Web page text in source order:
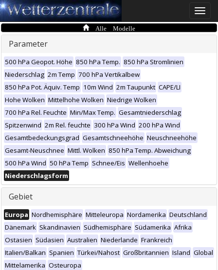
Toggle
Alle Modelle
Parameter
500 hPa Geopot. Höhe 850 hPa Temp. 850 hPa Stromlinien
Niederschlag 2m Temp 700 hPa Vertikalbew
850 hPa Pot. Äquiv. Temp 10m Wind 2m Taupunkt CAPE/LI
Hohe Wolken Mittelhohe Wolken Niedrige Wolken
700 hPa Rel. Feuchte Min/Max Temp. Gesamtniederschlag
Spitzenwind 2m Rel. feuchte 300 hPa Wind 200 hPa Wind
Gesamtbedeckungsgrad Gesamtschneehöhe Neuschneehöhe
Gesamt-Neuschnee Mittl. Wolken 850 hPa Temp. Abweichung
500 hPa Wind 50 hPa Temp Schnee/Eis Wellenhoehe
Niederschlagsform
Gebiet
Europa Nordhemisphäre Mitteleuropa Nordamerika Deutschland
Dänemark Skandinavien Südhemisphäre Südamerika Afrika
Ostasien Südasien Australien Niederlande Frankreich
Italien/Balkan Spanien Türkei/Nahost Großbritannien Island Global
Mittelamerika Osteuropa